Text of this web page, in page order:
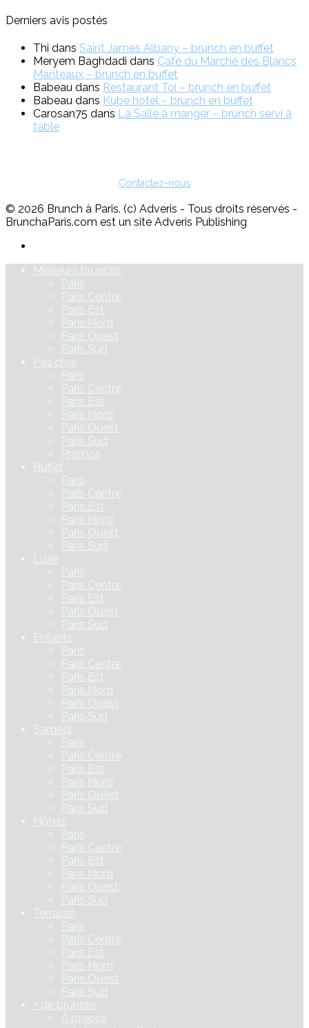
Derniers avis postés
Thi dans Saint James Albany – brunch en buffet
Meryem Baghdadi dans Café du Marché des Blancs
Manteaux – brunch en buffet
Babeau dans Restaurant Toi – brunch en buffet
Babeau dans Kube hotel – brunch en buffet
Carosan75 dans La Salle à manger – brunch servi à
table
Contactez-nous
© 2026 Brunch à Paris. (c) Adveris - Tous droits réservés -
BrunchaParis.com est un site Adveris Publishing
Meilleurs brunchs
Paris
Paris Centre
Paris Est
Paris Nord
Paris Ouest
Paris Sud
Pas cher
Paris
Paris Centre
Paris Est
Paris Nord
Paris Ouest
Paris Sud
Promos
Buffet
Paris
Paris Centre
Paris Est
Paris Nord
Paris Ouest
Paris Sud
Luxe
Paris
Paris Centre
Paris Est
Paris Ouest
Paris Sud
Enfants
Paris
Paris Centre
Paris Est
Paris Nord
Paris Ouest
Paris Sud
Samedi
Paris
Paris Centre
Paris Est
Paris Nord
Paris Ouest
Paris Sud
Hôtels
Paris
Paris Centre
Paris Est
Paris Nord
Paris Ouest
Paris Sud
Terrasse
Paris
Paris Centre
Paris Est
Paris Nord
Paris Ouest
Paris Sud
+ de brunchs
À propos